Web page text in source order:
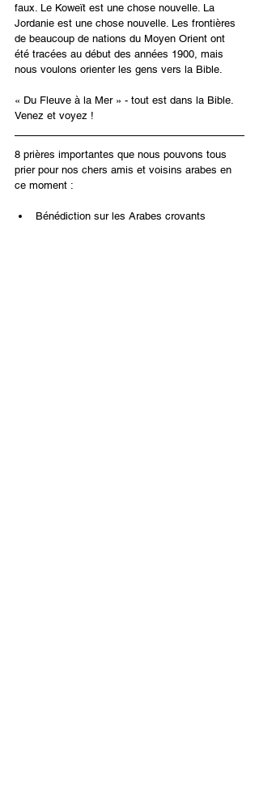
faux. Le Koweït est une chose nouvelle. La
Jordanie est une chose nouvelle. Les frontières
de beaucoup de nations du Moyen Orient ont
été tracées au début des années 1900, mais
nous voulons orienter les gens vers la Bible.
« Du Fleuve à la Mer » - tout est dans la Bible.
Venez et voyez !
8 prières importantes que nous pouvons tous
prier pour nos chers amis et voisins arabes en
ce moment :
Bénédiction sur les Arabes croyants